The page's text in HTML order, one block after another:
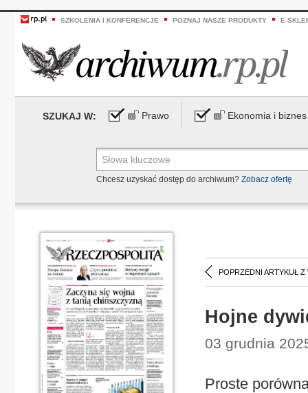
SZKOLENIA I KONFERENCJE POZNAJ NASZE PRODUKTY E-
SZUKAJ W: Prawo Ekonomia i biznes
Chcesz uzyskać dostęp do archiwum? Zobacz ofertę
POPRZEDNI ARTYKUŁ Z
Hojne
03 grudnia
Proste